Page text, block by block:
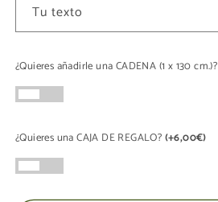
Tu texto
¿Quieres añadirle una CADENA (1 x 130 cm.)?
¿Quieres una CAJA DE REGALO?(+6,00€)